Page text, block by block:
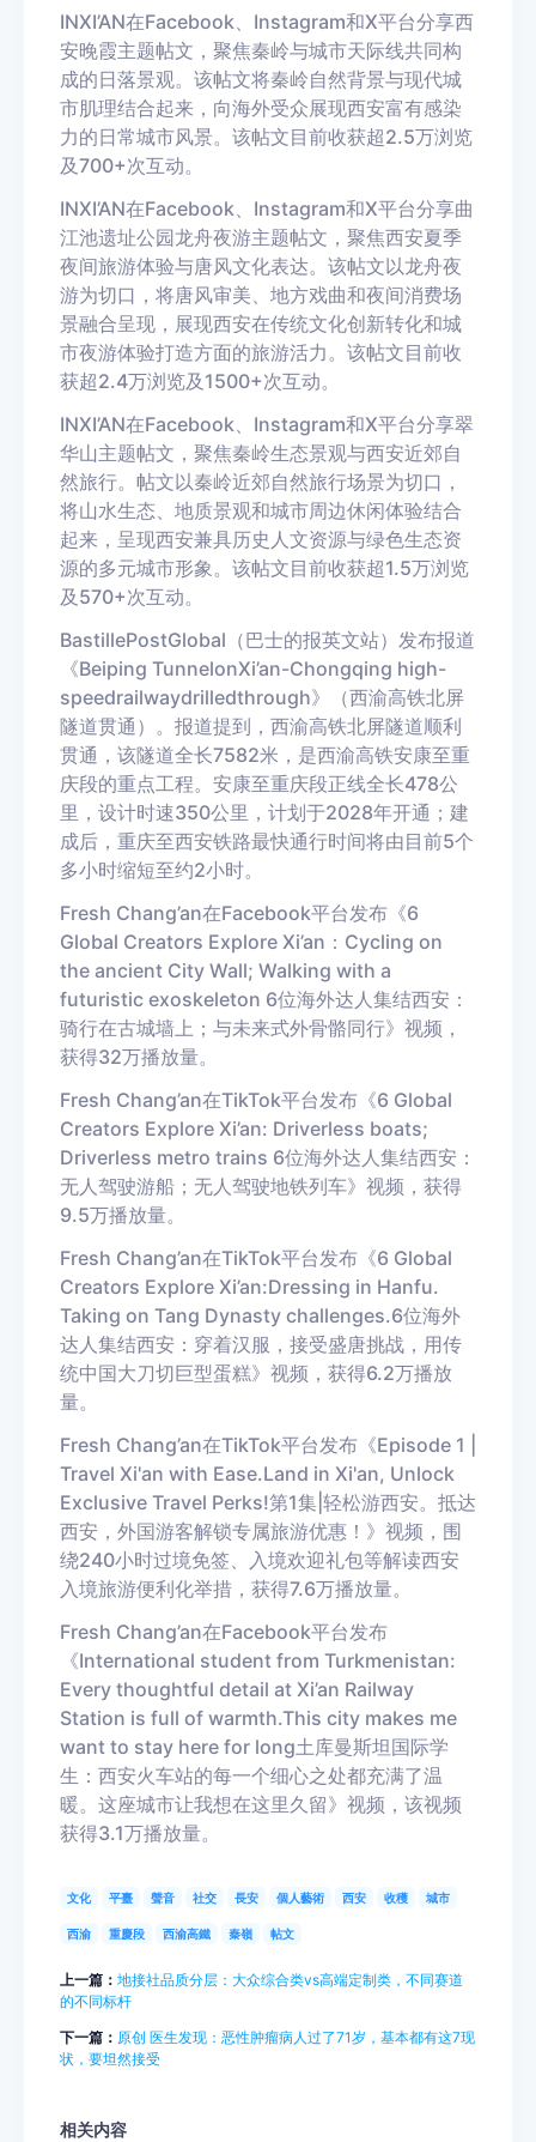
INXI’AN在Facebook、 Instagram和X平台分享西
安晚霞主题帖文，聚焦秦岭与城市天际线共同构
成的日落景观。该帖文将秦岭自然背景与现代城
市肌理结合起来，向海外受众展现西安富有感染
力的日常城市风景。 该帖文目前收获超2.5万浏览
及700+次互动。
INXI’AN在Facebook、 Instagram和X平台分享曲
江池遗址公园龙舟夜游主题帖文，聚焦西安夏季
夜间旅游体验与唐风文化表达。该帖文以龙舟夜
游为切口，将唐风审美、地方戏曲和夜间消费场
景融合呈现，展现西安在传统文化创新转化和城
市夜游体验打造方面的旅游活力。 该帖文目前收
获超2.4万浏览及 1500+次互动。
INXI’AN在Facebook、 Instagram和X平台分享翠
华山主题帖文，聚焦秦岭生态景观与西安近郊自
然旅行。帖文以秦岭近郊自然旅行场景为切口，
将山水生态、地质景观和城市周边休闲体验结合
起来，呈现西安兼具历史人文资源与绿色生态资
源的多元城市形象。 该帖文目前收获超1.5万浏览
及 570+次互动。
BastillePostGlobal （巴士的报英文站）发布报道
《Beiping TunnelonXi’an-Chongqing high-
speedrailwaydrilledthrough》
（西渝高铁北屏
隧道贯通）。报道提到，西渝高铁北屏隧道顺利
贯通，该隧道全长7582米，是西渝高铁安康至重
庆段的重点工程。安康至重庆段正线全长478公
里，设计时速350公里，计划于2028年开通；建
成后，重庆至西安铁路最快通行时间将由目前5个
多小时缩短至约2小时。
Fresh Chang’an在Facebook平台发布《6
Global Creators Explore Xi’an ： Cycling on
the ancient City Wall; Walking with a
futuristic exoskeleton 6位海外达人集结西安：
骑行在古城墙上；与未来式外骨骼同行》视频，
获得32万播放量。
Fresh Chang’an在TikTok平台发布《6 Global
Creators Explore Xi’an: Driverless boats;
Driverless metro trains 6位海外达人集结西安：
无人驾驶游船；无人驾驶地铁列车》视频， 获得
9.5万播放量。
Fresh Chang’an在TikTok平台发布 《6 Global
Creators Explore Xi’an:Dressing in Hanfu.
Taking on Tang Dynasty challenges.6位海外
达人集结西安：穿着汉服，接受盛唐挑战，用传
统中国大刀切巨型蛋糕》视频， 获得6.2万播放
量。
Fresh Chang’an在TikTok平台发布 《Episode 1 |
Travel Xi'an with Ease.Land in Xi'an, Unlock
Exclusive Travel Perks!第1集 轻松游西安。抵达
西安， 外国游客解锁专属旅游优惠！ 》视频，围
绕240小时过境免签、入境欢迎礼包等解读西安
入境旅游便利化举措， 获得7.6万播放量。
Fresh Chang’an在Facebook平台发布
《International student from Turkmenistan:
Every thoughtful detail at Xi’an Railway
Station is full of warmth.This city makes me
want to stay here for long土库曼斯坦国际学
生：西安火车站的每一个细心之处都充满了温
暖。这座城市让我想在这里久留》视频， 该视频
获得3.1万播放量。
文化 平臺 聲音 社交 長安 個人藝術 西安 收穫 城市
西渝 重慶段 西渝高鐵 秦嶺 帖文
上一篇： 地接社品质分层：大众综合类vs高端定制类，不同赛道
的不同标杆
下一篇： 原创 医生发现：恶性肿瘤病人过了71岁，基本都有这7现
状，要坦然接受
相关内容